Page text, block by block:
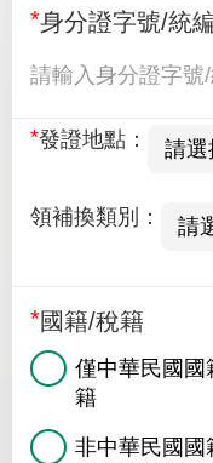
身分證字號/統
發證地點：
領補換類別：
國籍/稅籍
僅中華民國國
籍
非中華民國國